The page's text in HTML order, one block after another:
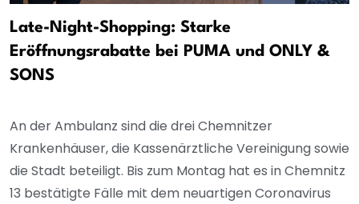
Late-Night-Shopping: Starke
Eröffnungsrabatte bei PUMA und ONLY &
SONS
An der Ambulanz sind die drei Chemnitzer
Krankenhäuser, die Kassenärztliche Vereinigung sowie
die Stadt beteiligt. Bis zum Montag hat es in Chemnitz
13 bestätigte Fälle mit dem neuartigen Coronavirus